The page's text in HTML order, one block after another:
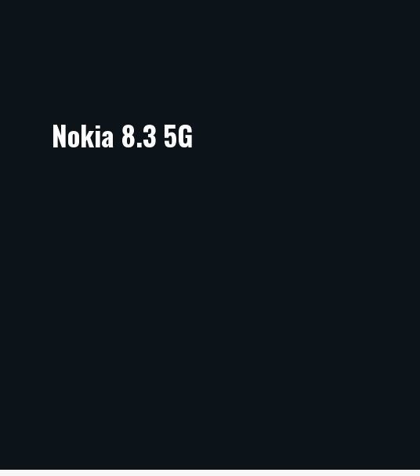
Nokia 8.3 5G